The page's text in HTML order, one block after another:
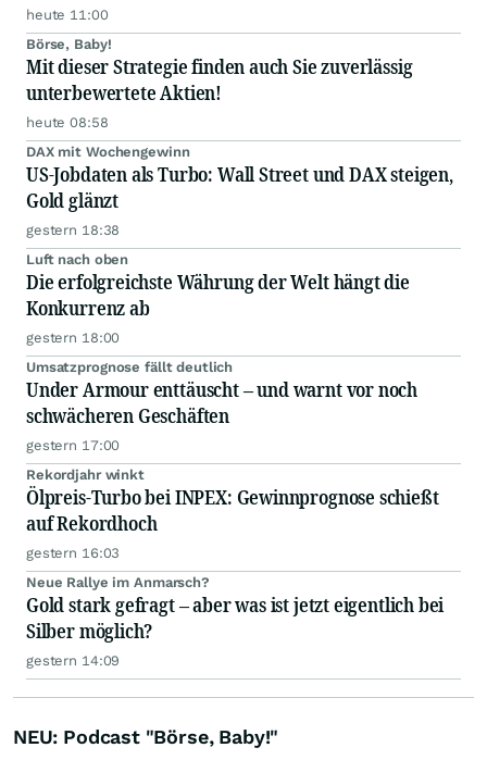
heute 11:00
Börse, Baby!
Mit dieser Strategie finden auch Sie zuverlässig
unterbewertete Aktien!
heute 08:58
DAX mit Wochengewinn
US-Jobdaten als Turbo: Wall Street und DAX steigen,
Gold glänzt
gestern 18:38
Luft nach oben
Die erfolgreichste Währung der Welt hängt die
Konkurrenz ab
gestern 18:00
Umsatzprognose fällt deutlich
Under Armour enttäuscht – und warnt vor noch
schwächeren Geschäften
gestern 17:00
Rekordjahr winkt
Ölpreis-Turbo bei INPEX: Gewinnprognose schießt
auf Rekordhoch
gestern 16:03
Neue Rallye im Anmarsch?
Gold stark gefragt – aber was ist jetzt eigentlich bei
Silber möglich?
gestern 14:09
NEU: Podcast "Börse, Baby!"